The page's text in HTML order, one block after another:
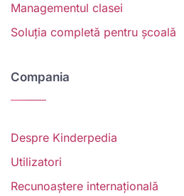
Managementul clasei
Soluția completă pentru școală
Compania
Despre Kinderpedia
Utilizatori
Recunoaștere internațională